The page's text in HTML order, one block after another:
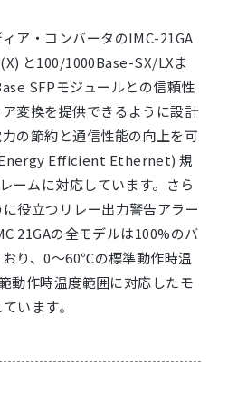
ア・コンバータのIMC-21GA
と100/1000Base-SX/LXま
SFPモジュールとの信頼性
変換を提供できるように設計
の節約と通信性能の向上を可
Efficient Ethernet) 規
ームに対応しています。さら
役立つリレー出力警告アラー
21GAの全モデルは100%のバ
り、0～60℃の標準動作時温
動作時温度範囲に対応したモ
います。